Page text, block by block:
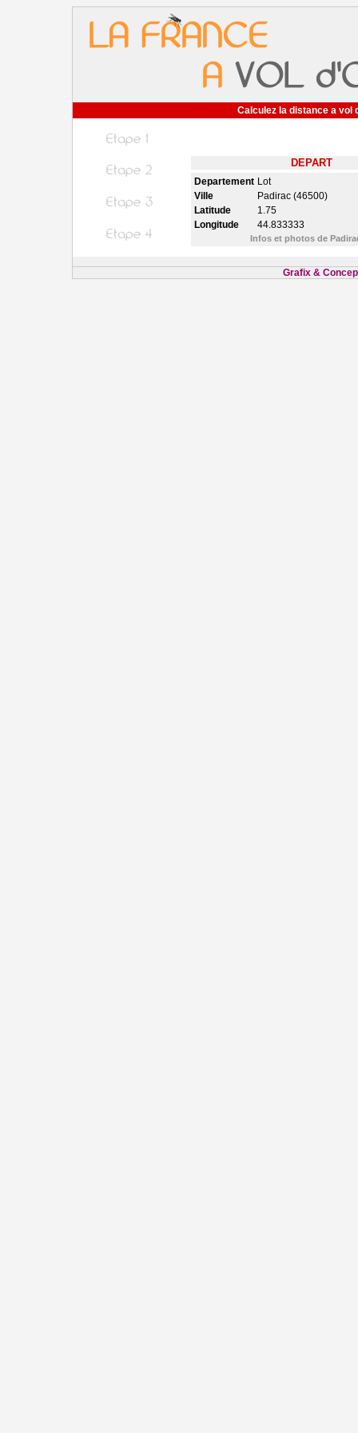
Calculez la distance a vol
DEPART
Departement Lot
Ville
Padirac (46500)
Latitude
1.75
Longitude
44.833333
Infos et photos de
Grafix &